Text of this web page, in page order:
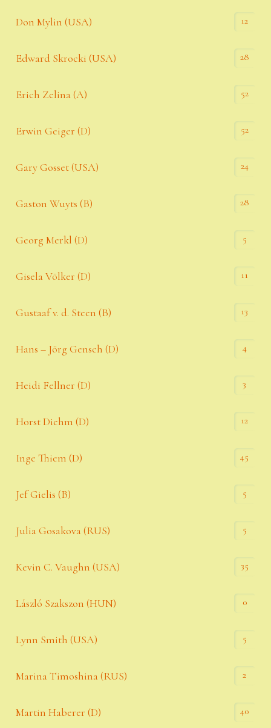
Don Mylin (USA) 12
Edward Skrocki (USA) 28
Erich Zelina (A) 52
Erwin Geiger (D) 52
Gary Gosset (USA) 24
Gaston Wuyts (B) 28
Georg Merkl (D) 5
Gisela Völker (D) 11
Gustaaf v. d. Steen (B) 13
Hans – Jörg Gensch (D) 4
Heidi Fellner (D) 3
Horst Diehm (D) 12
Inge Thiem (D) 45
Jef Gielis (B) 5
Julia Gosakova (RUS) 5
Kevin C. Vaughn (USA) 35
László Szakszon (HUN) 0
Lynn Smith (USA) 5
Marina Timoshina (RUS) 2
Martin Haberer (D) 40